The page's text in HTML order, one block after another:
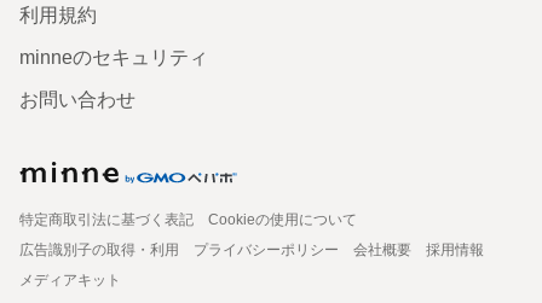
利用規約
minneのセキュリティ
お問い合わせ
特定商取引法に基づく表記
Cookieの使用について
広告識別子の取得・利用
プライバシーポリシー 会社概要
採用情報
メディアキット